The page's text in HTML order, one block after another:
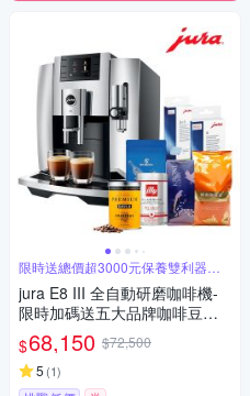
限時送總價超3000元保養雙利器和
咖啡豆
jura E8 III 全自動研磨咖啡機-
限時加碼送五大品牌咖啡豆＆
保養雙利器
$68,150 $72,500
5 (1)